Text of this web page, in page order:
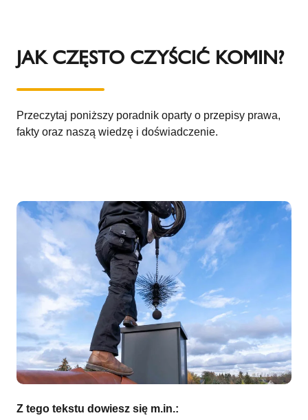
JAK CZĘSTO CZYŚCIĆ KOMIN?
Przeczytaj poniższy poradnik oparty o przepisy prawa,
fakty oraz naszą wiedzę i doświadczenie.
Z tego tekstu dowiesz się m.in.: